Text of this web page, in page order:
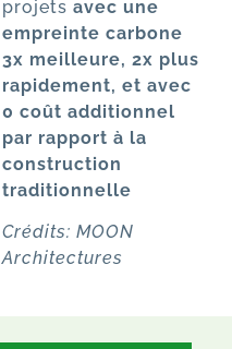
projets avec une
empreinte carbone
3x meilleure, 2x plus
rapidement, et avec
0 coût additionnel
par rapport à la
construction
traditionnelle
Crédits: MOON
Architectures